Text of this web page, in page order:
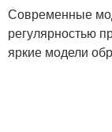
Современные
регулярностью
яркие модели